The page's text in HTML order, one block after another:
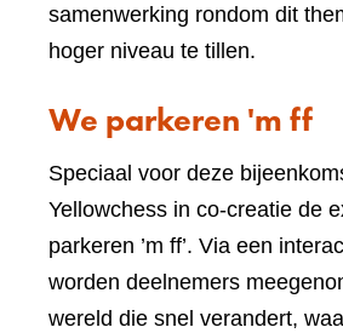
samenwerking rondom dit
hoger niveau te tillen.
We parkeren 'm ff
Speciaal voor deze
Yellowchess in co-creatie de
parkeren ’m ff’. Via een
worden deelnemers
wereld die snel verandert,